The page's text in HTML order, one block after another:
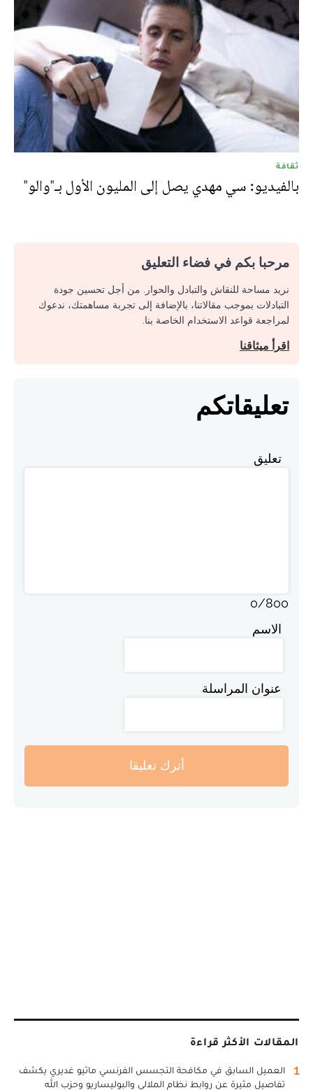
ثقافة
بالفيديو: سي مهدي يصل إلى المليون الأول بـ"والو"
مرحبا بكم في فضاء التعليق
نريد مساحة للنقاش والتبادل والحوار. من أجل تحسين جودة
التبادلات بموجب مقالاتنا، بالإضافة إلى تجربة مساهمتك، ندعوك
لمراجعة قواعد الاستخدام الخاصة بنا.
اقرأ ميثاقنا
تعليقاتكم
تعليق
0/800
الاسم
عنوان المراسلة
أترك تعليقا
المقالات الأكثر قراءة
1
العميل السابق في مكافحة التجسس الفرنسي ماثيو غديري يكشف
تفاصيل مثيرة عن روابط نظام الملالي والبوليساريو وحزب الله